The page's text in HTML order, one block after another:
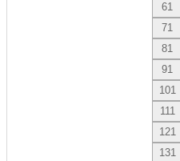
61
71
81
91
101
111
121
131